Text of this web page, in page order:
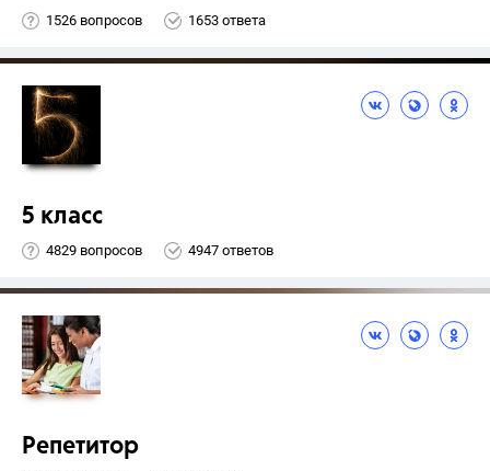
1526 вопросов 1653 ответа
5 класс
4829 вопросов 4947 ответов
Репетитор